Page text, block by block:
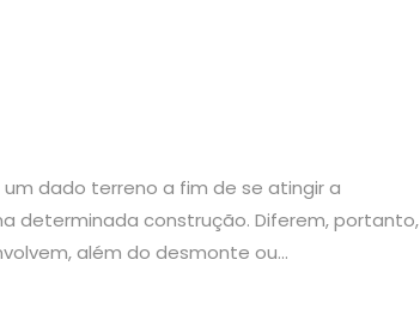
dado terreno a fim de se atingir a
determinada construção. Diferem, portanto,
além do desmonte ou...